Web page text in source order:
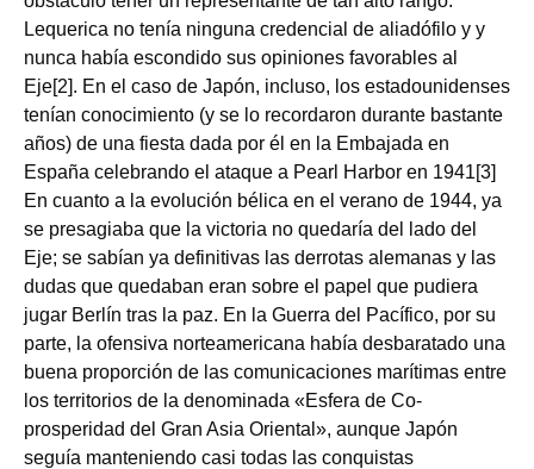
Lequerica no tenía ninguna credencial de aliadófilo y y
nunca había escondido sus opiniones favorables al
Eje[2]. En el caso de Japón, incluso, los estadounidenses
tenían conocimiento (y se lo recordaron durante bastante
años) de una fiesta dada por él en la Embajada en
España celebrando el ataque a Pearl Harbor en 1941[3]
En cuanto a la evolución bélica en el verano de 1944, ya
se presagiaba que la victoria no quedaría del lado del
Eje; se sabían ya definitivas las derrotas alemanas y las
dudas que quedaban eran sobre el papel que pudiera
jugar Berlín tras la paz. En la Guerra del Pacífico, por su
parte, la ofensiva norteamericana había desbaratado una
buena proporción de las comunicaciones marítimas entre
los territorios de la denominada «Esfera de Co-
prosperidad del Gran Asia Oriental», aunque Japón
seguía manteniendo casi todas las conquistas